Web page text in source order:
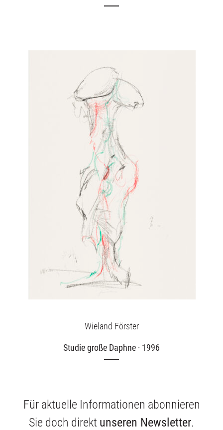
Wieland Förster
Studie große Daphne · 1996
Für aktuelle Informationen abonnieren
Sie doch direkt unseren Newsletter.